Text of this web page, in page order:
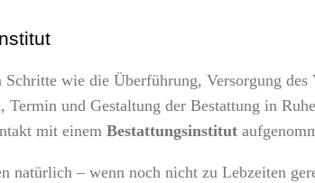
wie die Überführung, Versorgung des
Termin und Gestaltung der Bestattung in
mit einem Bestattungsinstitut
natürlich – wenn noch nicht zu Lebzeiten